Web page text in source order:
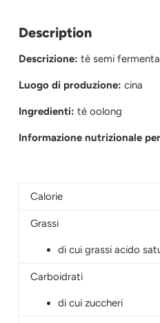
Description
Descrizione: tè semi
Luogo di produzione: cina
Ingredienti: tè oolong
Informazione nutrizionale
Calorie
Grassi
di cui grassi acido
Carboidrati
di cui zuccheri